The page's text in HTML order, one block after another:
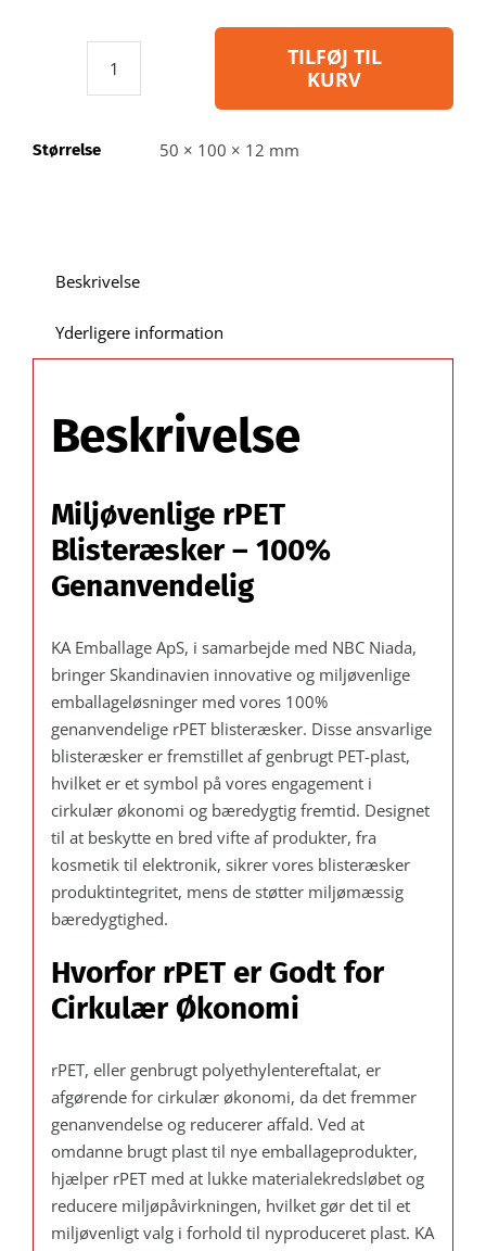
NiboxF/12
50 B:
mål
X:
145 mm.
–
á
stk.
antal
TILFØJ TIL
KURV
Størrelse 50 × 100 × 12 mm
Beskrivelse
Yderligere information
Beskrivelse
Miljøvenlige rPET
Blisteræsker – 100%
Genanvendelig
KA Emballage ApS, i samarbejde med NBC Niada,
bringer Skandinavien innovative og miljøvenlige
emballageløsninger med vores 100%
genanvendelige rPET blisteræsker. Disse ansvarlige
blisteræsker er fremstillet af genbrugt PET-plast,
hvilket er et symbol på vores engagement i
cirkulær økonomi og bæredygtig fremtid. Designet
til at beskytte en bred vifte af produkter, fra
kosmetik til elektronik, sikrer vores blisteræsker
produktintegritet, mens de støtter miljømæssig
bæredygtighed.
Hvorfor rPET er Godt for
Cirkulær Økonomi
rPET, eller genbrugt polyethylentereftalat, er
afgørende for cirkulær økonomi, da det fremmer
genanvendelse og reducerer affald. Ved at
omdanne brugt plast til nye emballageprodukter,
hjælper rPET med at lukke materialekredsløbet og
reducere miljøpåvirkningen, hvilket gør det til et
miljøvenligt valg i forhold til nyproduceret plast. KA